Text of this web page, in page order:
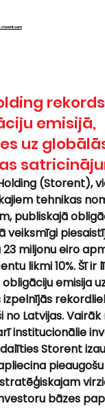
emisijā,
uz
(Storent),
tehnikas
publiskajā
veiksmīgi
23 miljonu eiro
likmi 10%. Šī ir
emisija
izpelnījās
no Latvijas. Vairāk
institucionālie
Storent
bāzes